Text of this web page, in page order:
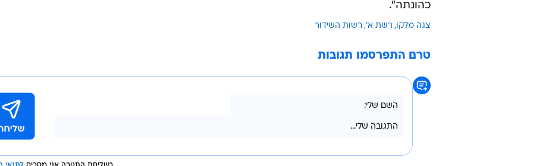
כהונתה".
צגה מלקו רשת א' רשות השידור
טרם התפרסמו תגובות